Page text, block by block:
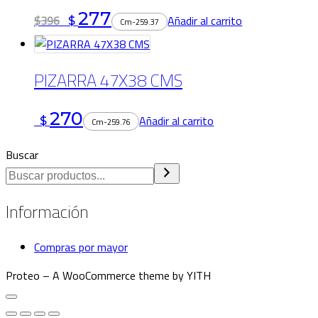
$396 $ 277 Cm-259.37 Añadir al carrito
PIZARRA 47X38 CMS
$ 270 Cm-259.76
Añadir al carrito
Buscar
Información
Compras por mayor
Proteo – A WooCommerce theme by YITH